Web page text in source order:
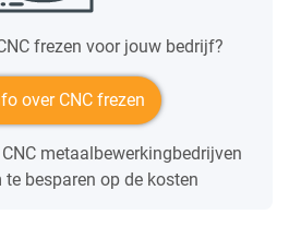
frezen voor jouw bedrijf?
over CNC frezen
metaalbewerkingbedrijven
besparen op de kosten